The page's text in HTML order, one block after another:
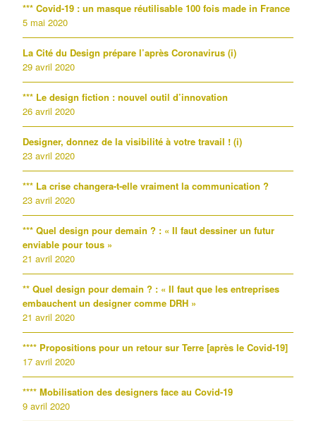
*** Covid-19 : un masque réutilisable 100 fois made in France
5 mai 2020
La Cité du Design prépare l’après Coronavirus (i)
29 avril 2020
*** Le design fiction : nouvel outil d’innovation
26 avril 2020
Designer, donnez de la visibilité à votre travail ! (i)
23 avril 2020
*** La crise changera-t-elle vraiment la communication ?
23 avril 2020
*** Quel design pour demain ? : « Il faut dessiner un futur
enviable pour tous »
21 avril 2020
** Quel design pour demain ? : « Il faut que les entreprises
embauchent un designer comme DRH »
21 avril 2020
**** Propositions pour un retour sur Terre [après le Covid-19]
17 avril 2020
**** Mobilisation des designers face au Covid-19
9 avril 2020